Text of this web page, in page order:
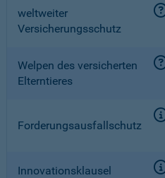
weltweiter
Versicherungsschutz
Welpen des versicherten
Elterntieres
Forderungsausfallschutz
Innovationsklausel